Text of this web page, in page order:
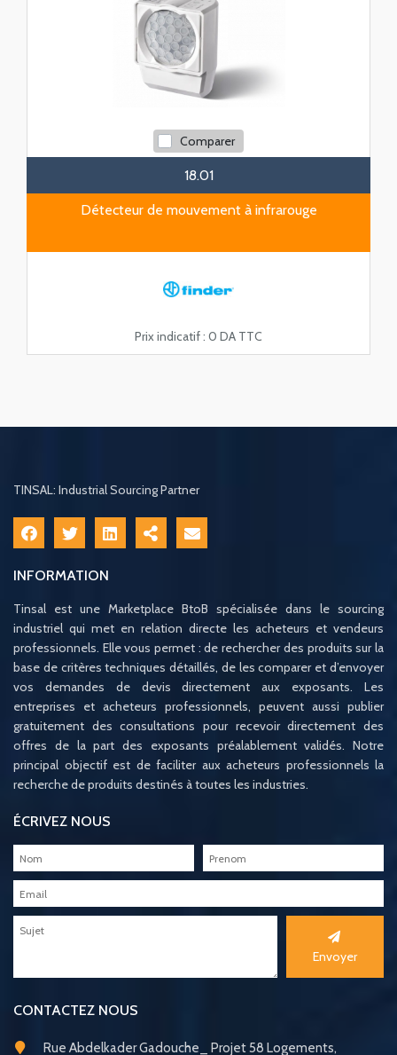
Comparer
18.01
Détecteur de mouvement à infrarouge
Prix indicatif : 0 DA TTC
TINSAL: Industrial Sourcing Partner
INFORMATION
Tinsal est une Marketplace BtoB spécialisée dans le sourcing
industriel qui met en relation directe les acheteurs et vendeurs
professionnels. Elle vous permet : de rechercher des produits sur la
base de critères techniques détaillés, de les comparer et d’envoyer
vos demandes de devis directement aux exposants. Les
entreprises et acheteurs professionnels, peuvent aussi publier
gratuitement des consultations pour recevoir directement des
offres de la part des exposants préalablement validés. Notre
principal objectif est de faciliter aux acheteurs professionnels la
recherche de produits destinés à toutes les industries.
ÉCRIVEZ NOUS
Envoyer
CONTACTEZ NOUS
Rue Abdelkader Gadouche_ Projet 58 Logements,